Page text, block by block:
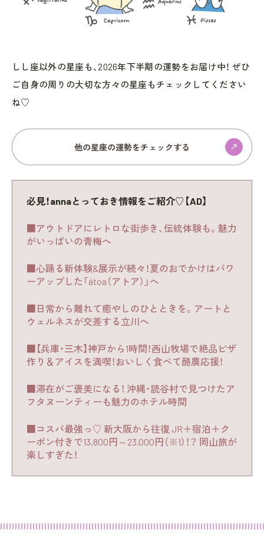
しし座以外の星座も、2026年下半期の運勢をお届け中！ ぜひ
ご自身の周りの大切な方々の星座もチェックしてください
ね♡
他の星座の運勢をチェックする
必見！annaとっておき情報をご紹介♡【AD】
■アウトドアにレトロな街歩き、伝統体験も。魅力
がいっぱいの青梅へ
■心踊る新体験&展示が続々！夏のおでかけはパワ
ーアップした「átoa（アトア）」へ
■日常から離れて癒やしのひとときを。アートと
ウェルネスが交差する立川へ
■【兵庫・三木】神戸から1時間！西山牧場で絶品ピザ
作り＆アイスを満喫！おいしく食べて酪農応援！
■滞在がご褒美になる！ 沖縄・読谷村で見つけたア
フタヌーンティーも魅力のホテル時間
■コスパ最強っ♡ 新大阪から往復 JR＋宿泊＋ク
ーポン付きで13,800円～23,000円（※1）！？ 岡山旅が
楽しすぎた！